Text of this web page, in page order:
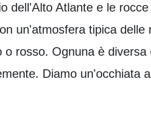
dell'Alto Atlante e le
un'atmosfera tipica delle
rosso. Ognuna è diversa
Diamo un'occhiata